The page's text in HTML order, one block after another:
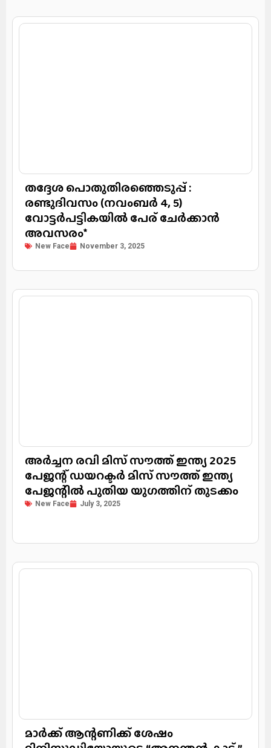
തദ്ദേശ പൊതുതിരഞ്ഞെടുപ്പ് :
രണ്ടുദിവസം (നവംബർ 4, 5)
വോട്ടർപട്ടികയിൽ പേര് ചേർക്കാൻ
അവസരം*
New Face November 3, 2025
അര്‍ച്ചന രവി മിസ് സൗത്ത് ഇന്ത്യ 2025
പേജന്റ് ഡയറക്ടര്‍ മിസ് സൗത്ത് ഇന്ത്യ
പേജന്റില്‍ പുതിയ യുഗത്തിന് തുടക്കം
New Face July 3, 2025
മാർക്ക് ആന്റണിക്ക് ശേഷം